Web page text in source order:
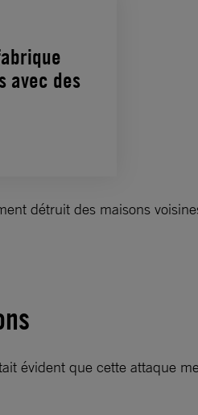
avec des
détruit des maisons
évident que cette attaque